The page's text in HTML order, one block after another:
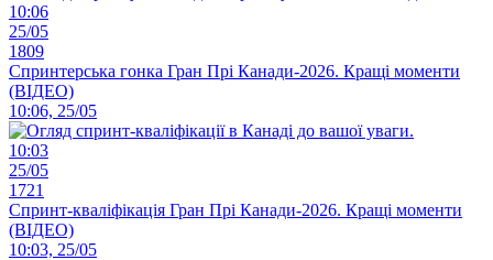
10:06
25/05
1809
Спринтерська гонка Гран Прі Канади-2026. Кращі моменти
(ВІДЕО)
10:06, 25/05
10:03
25/05
1721
Спринт-кваліфікація Гран Прі Канади-2026. Кращі моменти
(ВІДЕО)
10:03, 25/05